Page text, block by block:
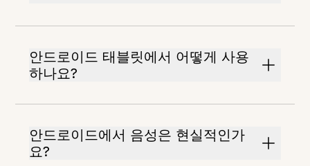
안드로이드 태블릿에서 어떻게 사용
하나요?
안드로이드에서 음성은 현실적인가
요?